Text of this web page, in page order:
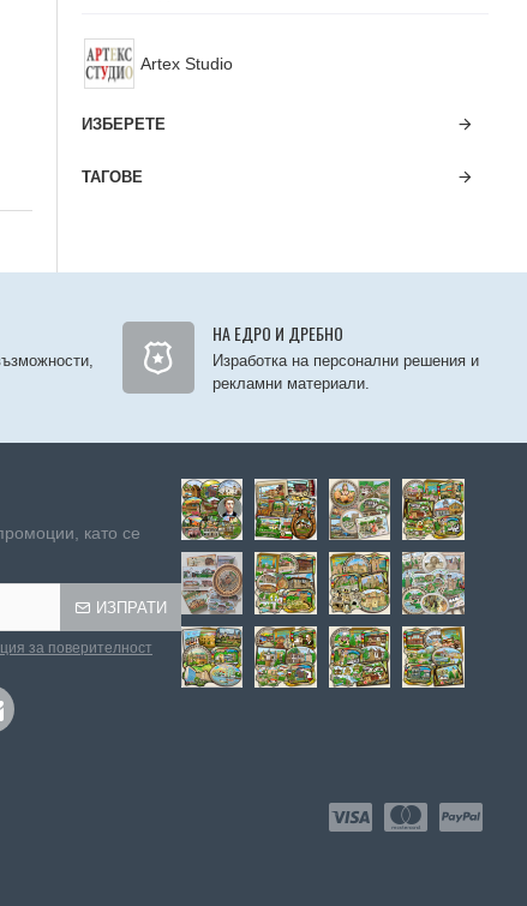
Artex Studio
ИЗБЕРЕТЕ
ТАГОВЕ
НА ЕДРО И ДРЕБНО
Изработка на персонални решения и
рекламни материали.
като се
ИЗПРАТИ
за поверителност